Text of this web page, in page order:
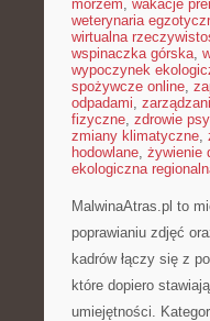
morzem, wakacje
weterynaria
wirtualna
wspinaczka górska,
wypoczynek
spożywcze online,
odpadami,
fizyczne, zdrowie
zmiany klimatyczne,
hodowlane, żywienie
ekologiczna
MalwinaAtras.pl to
poprawianiu zdjęć
kadrów łączy się z
które dopiero
umiejętności.